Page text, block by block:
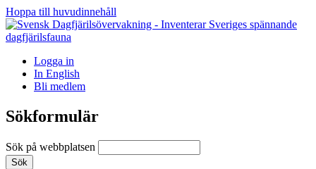
Hoppa till huvudinnehåll
Logga in
In English
Bli medlem
Sökformulär
Sök på webbplatsen